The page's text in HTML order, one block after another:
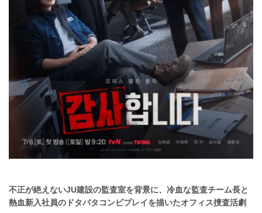
不正が絶えないJU建設の監査室を背景に、冷血な監査チーム長と
熱血新入社員のドタバタコンビプレイを描いたオフィス捜査活劇